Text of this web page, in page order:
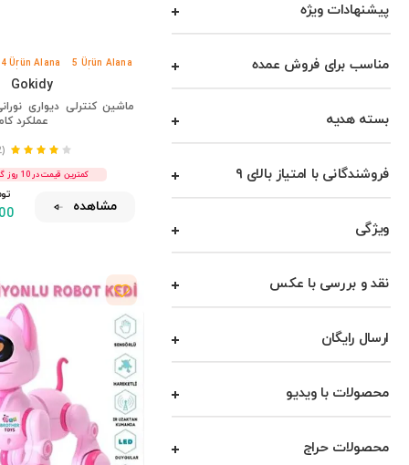
مرکز خرید دپومیکس
کامل
رانده شده
دود
سنسوری مارکت
دینگو
EN SIGA
اسباب‌بازی‌های ارجان
فضیلت
ارزی
فیات / توفاش
عمومی
پیشنهادات ویژه
مناسب برای فروش عمده
بسته هدیه
فروشندگانی با امتیاز بالای ۹
ویژگی
نقد و بررسی با عکس
ارسال رایگان
محصولات با ویدیو
محصولات حراج
4 Ürün Alana
5 Ürün Alana
Gokidy
ماشین کنترلی دیواری
عملکرد
(22)
کمترین قیمت در 10 روز گذشته !
مشاهده